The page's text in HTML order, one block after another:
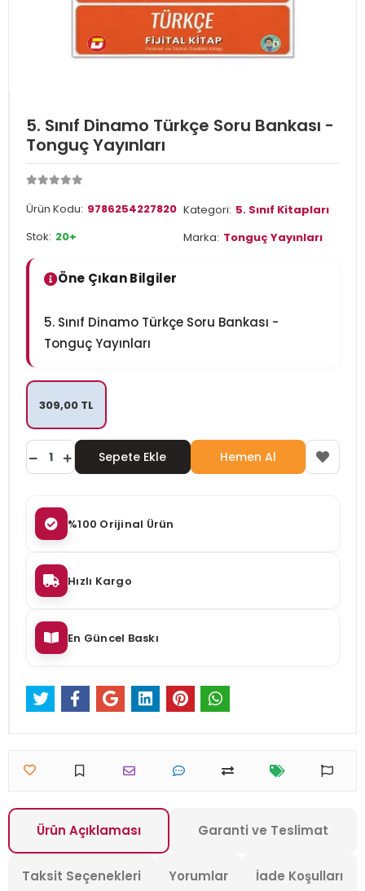
5. Sınıf Dinamo Türkçe Soru Bankası -
Tonguç Yayınları
Ürün Kodu: 9786254227820 Kategori: 5. Sınıf Kitapları
Stok: 20+ Marka: Tonguç Yayınları
Öne Çıkan Bilgiler
5. Sınıf Dinamo Türkçe Soru Bankası -
Tonguç Yayınları
309,00 TL
Sepete Ekle Hemen Al
%100 Orijinal Ürün
Hızlı Kargo
En Güncel Baskı
Ürün Açıklaması Garanti ve Teslimat
Taksit Seçenekleri Yorumlar İade Koşulları